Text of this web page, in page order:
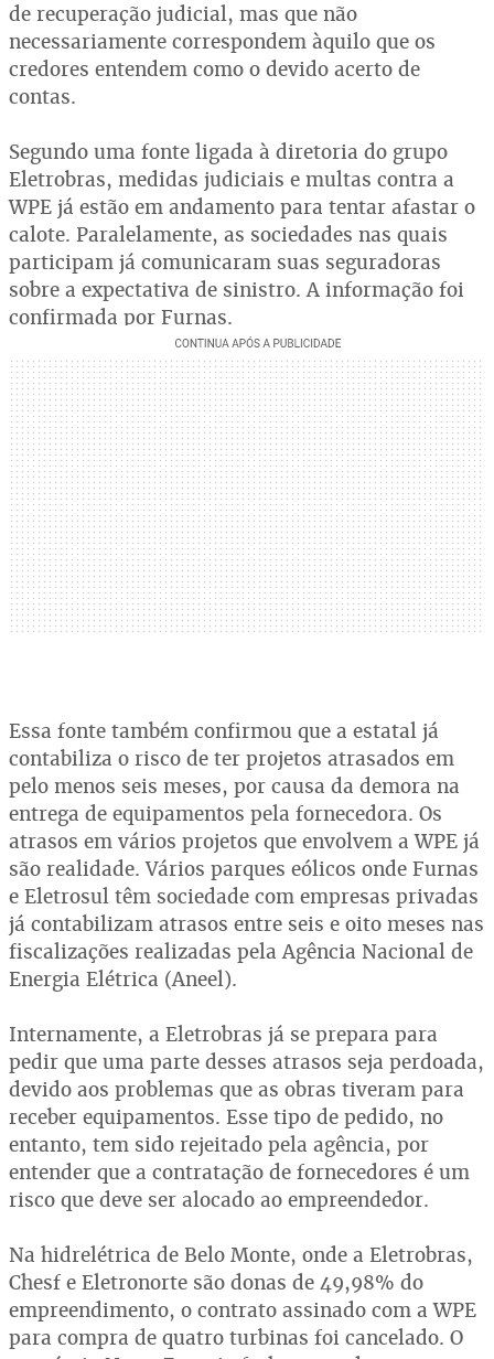
de recuperação judicial, mas que não
necessariamente correspondem àquilo que os
credores entendem como o devido acerto de
contas.
Segundo uma fonte ligada à diretoria do grupo
Eletrobras, medidas judiciais e multas contra a
WPE já estão em andamento para tentar afastar o
calote. Paralelamente, as sociedades nas quais
participam já comunicaram suas seguradoras
sobre a expectativa de sinistro. A informação foi
confirmada por Furnas.
Essa fonte também confirmou que a estatal já
contabiliza o risco de ter projetos atrasados em
pelo menos seis meses, por causa da demora na
entrega de equipamentos pela fornecedora. Os
atrasos em vários projetos que envolvem a WPE já
são realidade. Vários parques eólicos onde Furnas
e Eletrosul têm sociedade com empresas privadas
já contabilizam atrasos entre seis e oito meses nas
fiscalizações realizadas pela Agência Nacional de
Energia Elétrica (Aneel).
Internamente, a Eletrobras já se prepara para
pedir que uma parte desses atrasos seja perdoada,
devido aos problemas que as obras tiveram para
receber equipamentos. Esse tipo de pedido, no
entanto, tem sido rejeitado pela agência, por
entender que a contratação de fornecedores é um
risco que deve ser alocado ao empreendedor.
Na hidrelétrica de Belo Monte, onde a Eletrobras,
Chesf e Eletronorte são donas de 49,98% do
empreendimento, o contrato assinado com a WPE
para compra de quatro turbinas foi cancelado. O